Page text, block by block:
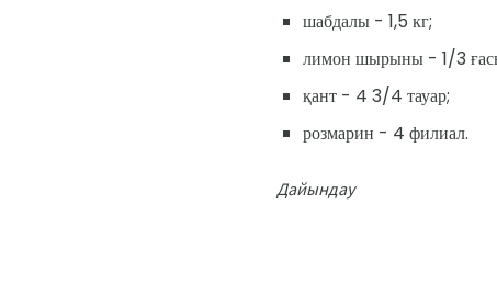
шабдалы - 1,5 кг;
лимон шырыны - 1/3
қант - 4 3/4 тауар;
розмарин - 4 филиал.
Дайындау